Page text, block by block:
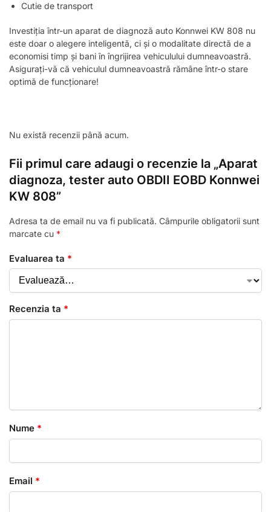
Cutie de transport
Investiția într-un aparat de diagnoză auto Konnwei KW 808 nu
este doar o alegere inteligentă, ci și o modalitate directă de a
economisi timp și bani în îngrijirea vehiculului dumneavoastră.
Asigurați-vă că vehiculul dumneavoastră rămâne într-o stare
optimă de funcționare!
Nu există recenzii până acum.
Fii primul care adaugi o recenzie la „Aparat
diagnoza, tester auto OBDII EOBD Konnwei
KW 808”
Adresa ta de email nu va fi publicată. Câmpurile obligatorii sunt
marcate cu *
Evaluarea ta *
Recenzia ta *
Nume *
Email *